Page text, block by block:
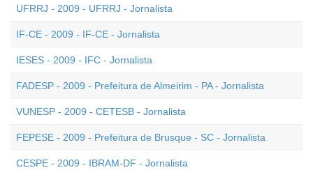
UFRRJ - 2009 - UFRRJ - Jornalista
IF-CE - 2009 - IF-CE - Jornalista
IESES - 2009 - IFC - Jornalista
FADESP - 2009 - Prefeitura de Almeirim - PA - Jornalista
VUNESP - 2009 - CETESB - Jornalista
FEPESE - 2009 - Prefeitura de Brusque - SC - Jornalista
CESPE - 2009 - IBRAM-DF - Jornalista